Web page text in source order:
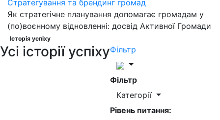
Стратегування та брендинг громад
Як стратегічне планування допомагає громадам у
(по)воєнному відновленні: досвід Активної Громади
Історія успіху
Усі історії успіхуФільтр
Фільтр
Категорії
Рівень питання: